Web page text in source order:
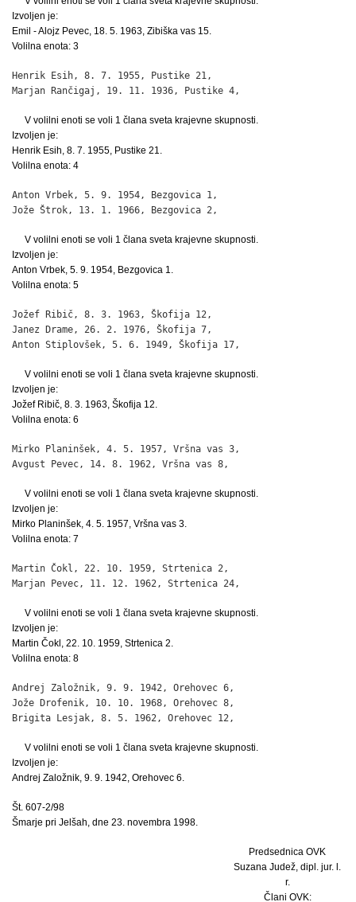
Izvoljen je:
Emil - Alojz Pevec, 18. 5. 1963, Zibiška vas 15.
Volilna enota: 3
Henrik Esih, 8. 7. 1955, Pustike 21,
Marjan Rančigaj, 19. 11. 1936, Pustike 4,
V volilni enoti se voli 1 člana sveta krajevne skupnosti.
Izvoljen je:
Henrik Esih, 8. 7. 1955, Pustike 21.
Volilna enota: 4
Anton Vrbek, 5. 9. 1954, Bezgovica 1,
Jože Štrok, 13. 1. 1966, Bezgovica 2,
V volilni enoti se voli 1 člana sveta krajevne skupnosti.
Izvoljen je:
Anton Vrbek, 5. 9. 1954, Bezgovica 1.
Volilna enota: 5
Jožef Ribič, 8. 3. 1963, Škofija 12,
Janez Drame, 26. 2. 1976, Škofija 7,
Anton Stiplovšek, 5. 6. 1949, Škofija 17,
V volilni enoti se voli 1 člana sveta krajevne skupnosti.
Izvoljen je:
Jožef Ribič, 8. 3. 1963, Škofija 12.
Volilna enota: 6
Mirko Planinšek, 4. 5. 1957, Vršna vas 3,
Avgust Pevec, 14. 8. 1962, Vršna vas 8,
V volilni enoti se voli 1 člana sveta krajevne skupnosti.
Izvoljen je:
Mirko Planinšek, 4. 5. 1957, Vršna vas 3.
Volilna enota: 7
Martin Čokl, 22. 10. 1959, Strtenica 2,
Marjan Pevec, 11. 12. 1962, Strtenica 24,
V volilni enoti se voli 1 člana sveta krajevne skupnosti.
Izvoljen je:
Martin Čokl, 22. 10. 1959, Strtenica 2.
Volilna enota: 8
Andrej Založnik, 9. 9. 1942, Orehovec 6,
Jože Drofenik, 10. 10. 1968, Orehovec 8,
Brigita Lesjak, 8. 5. 1962, Orehovec 12,
V volilni enoti se voli 1 člana sveta krajevne skupnosti.
Izvoljen je:
Andrej Založnik, 9. 9. 1942, Orehovec 6.
Št. 607-2/98
Šmarje pri Jelšah, dne 23. novembra 1998.
Predsednica OVK
Suzana Judež, dipl. jur. l.
r.
Člani OVK: